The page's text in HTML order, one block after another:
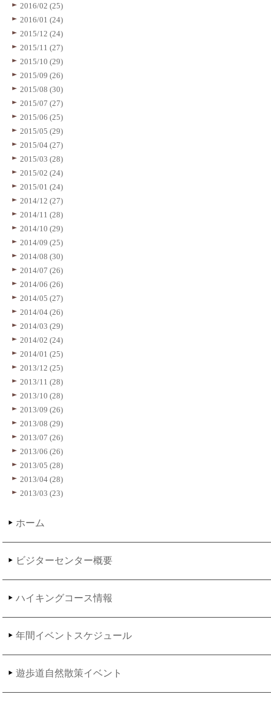
2016/02 (25)
2016/01 (24)
2015/12 (24)
2015/11 (27)
2015/10 (29)
2015/09 (26)
2015/08 (30)
2015/07 (27)
2015/06 (25)
2015/05 (29)
2015/04 (27)
2015/03 (28)
2015/02 (24)
2015/01 (24)
2014/12 (27)
2014/11 (28)
2014/10 (29)
2014/09 (25)
2014/08 (30)
2014/07 (26)
2014/06 (26)
2014/05 (27)
2014/04 (26)
2014/03 (29)
2014/02 (24)
2014/01 (25)
2013/12 (25)
2013/11 (28)
2013/10 (28)
2013/09 (26)
2013/08 (29)
2013/07 (26)
2013/06 (26)
2013/05 (28)
2013/04 (28)
2013/03 (23)
ホーム
ビジターセンター概要
ハイキングコース情報
年間イベントスケジュール
遊歩道自然散策イベント